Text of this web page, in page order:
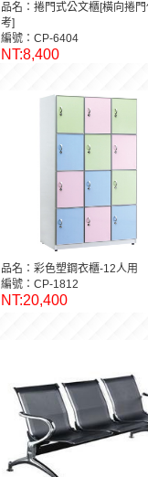
品名：捲門式公文櫃[橫向捲
考]
編號：CP-6404
NT:8,400
品名：彩色塑鋼衣櫃-12人用
編號：CP-1812
NT:20,400